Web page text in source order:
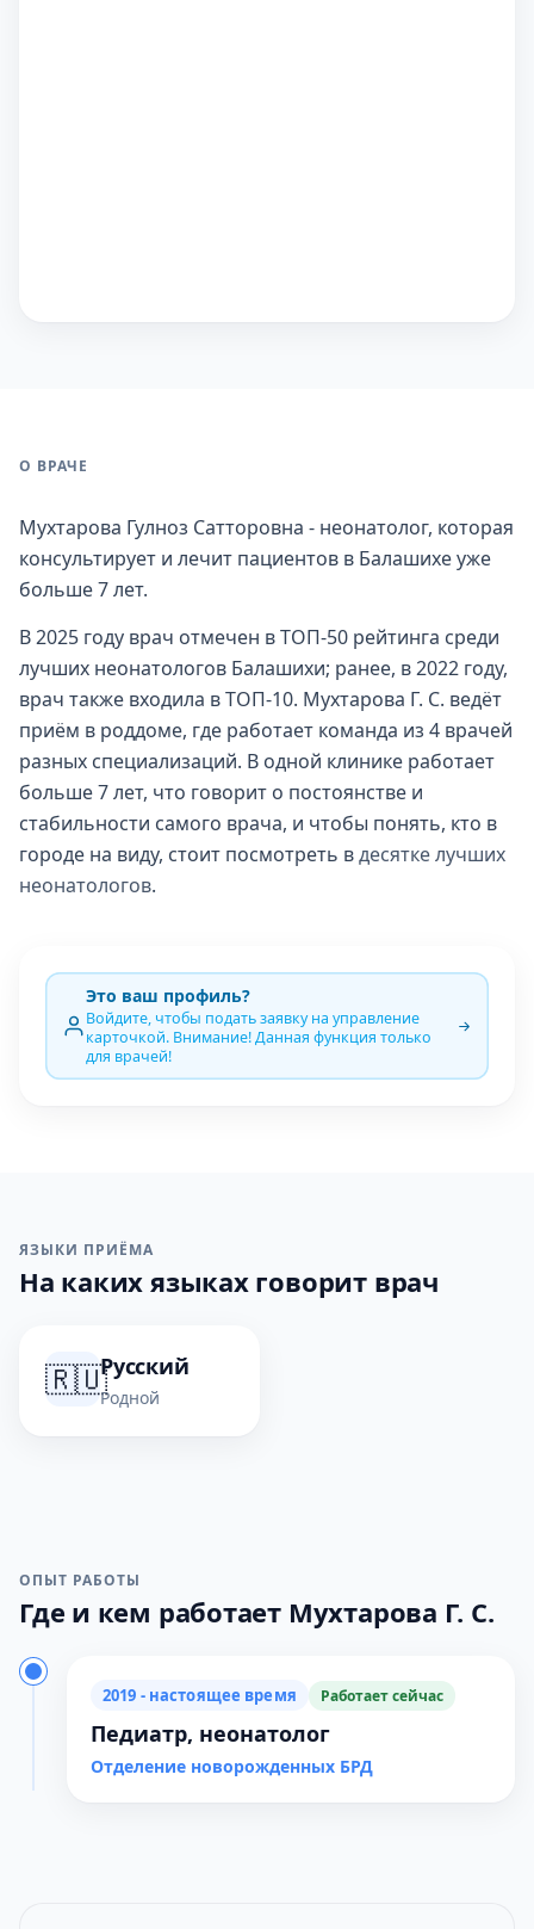
О ВРАЧЕ
Мухтарова Гулноз Сатторовна - неонатолог, которая
консультирует и лечит пациентов в Балашихе уже
больше 7 лет.
В 2025 году врач отмечен в ТОП-50 рейтинга среди
лучших неонатологов Балашихи; ранее, в 2022 году,
врач также входила в ТОП-10. Мухтарова Г. С. ведёт
приём в роддоме, где работает команда из 4 врачей
разных специализаций. В одной клинике работает
больше 7 лет, что говорит о постоянстве и
стабильности самого врача, и чтобы понять, кто в
городе на виду, стоит посмотреть вдесятке лучших
неонатологов.
Это ваш профиль?
Войдите, чтобы подать заявку на управление
карточкой. Внимание! Данная функция только
для врачей!
ЯЗЫКИ ПРИЁМА
На каких языках говорит врач
🇷🇺Русский
Родной
ОПЫТ РАБОТЫ
Где и кем работает Мухтарова Г. С.
2019 - настоящее время Работает сейчас
Педиатр, неонатолог
Отделение новорожденных БРД